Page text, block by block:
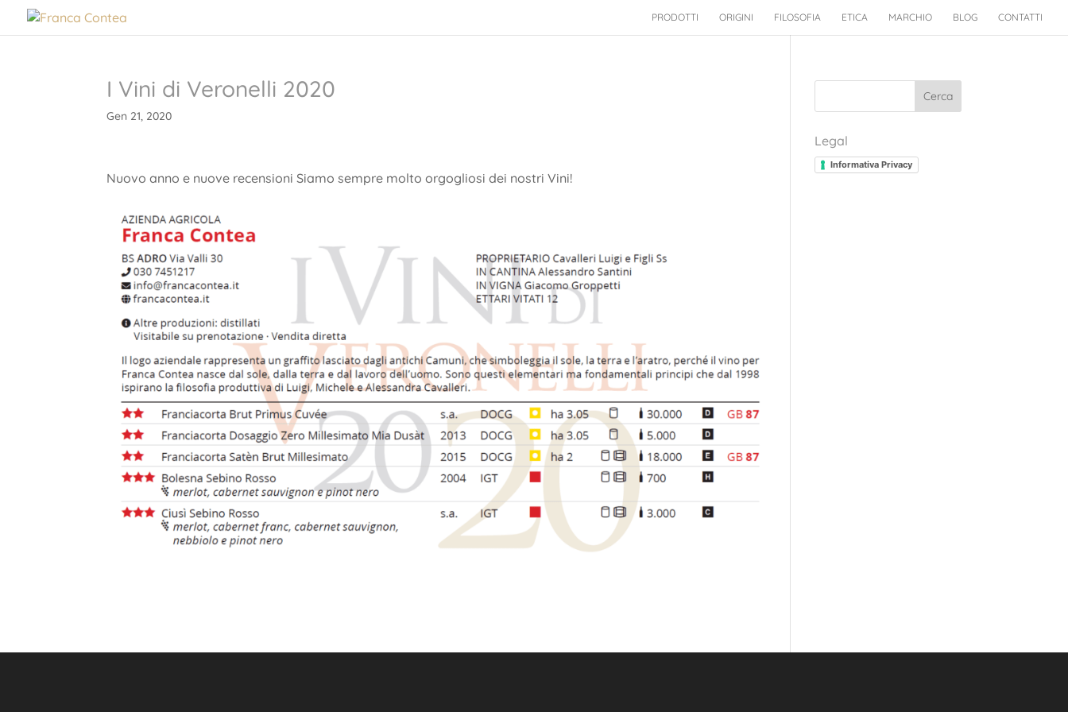
PRODOTTI ORIGINI FILOSOFIA ETICA MARCHIO BLOG CONTATTI
I Vini di Veronelli 2020
Gen 21, 2020
Nuovo anno e nuove recensioni Siamo sempre molto orgogliosi dei nostri Vini!
Cerca
Legal
Informativa Privacy